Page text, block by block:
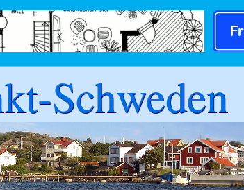
Schweden